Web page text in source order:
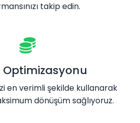
takip edin.
Optimizasyonu
en verimli şekilde kullanarak
dönüşüm sağlıyoruz.